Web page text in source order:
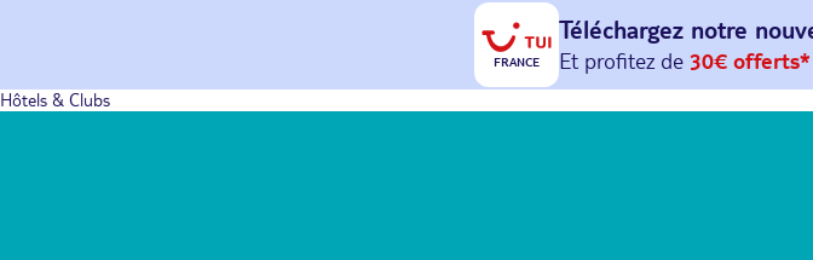
FRANCE
Téléchargez notre
Et profitez de 30€ offerts*
avec le code : HAPPYAPP
Hôtels & Clubs